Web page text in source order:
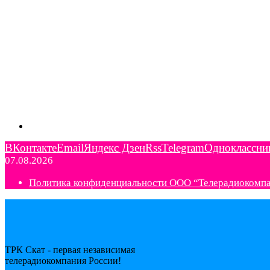
ВКонтактеEmailЯндекс ДзенRssTelegram
07.08.2026
Политика конфиденциальности ООО
ТРК Скат - первая независимая
телерадиокомпания Роcсии!